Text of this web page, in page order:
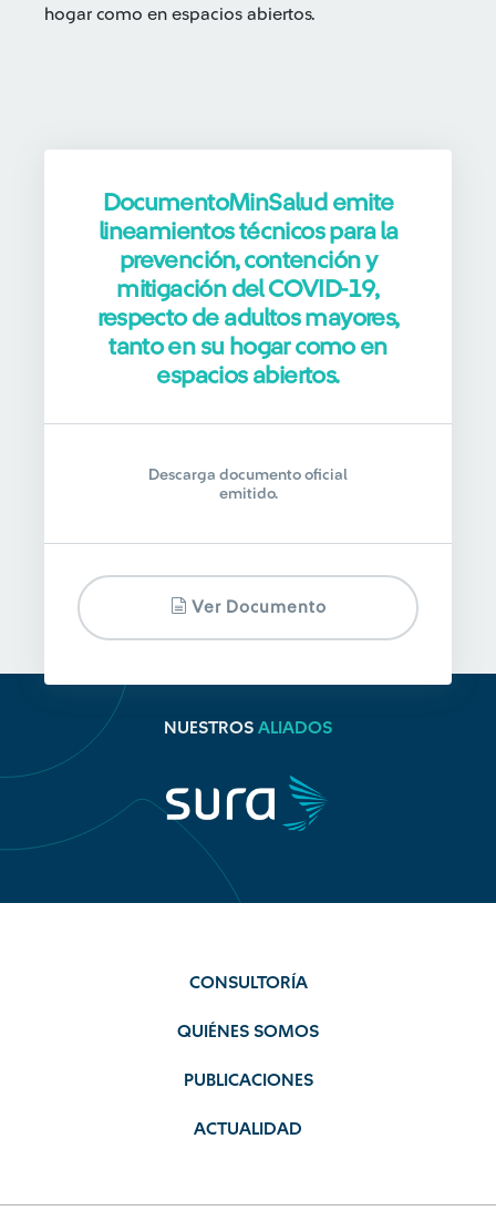
hogar como en espacios abiertos.
DocumentoMinSalud emite
lineamientos técnicos para la
prevención, contención y
mitigación del COVID-19,
respecto de adultos mayores,
tanto en su hogar como en
espacios abiertos.
Descarga documento oficial
emitido.
Ver Documento
NUESTROS ALIADOS
CONSULTORÍA
QUIÉNES SOMOS
PUBLICACIONES
ACTUALIDAD